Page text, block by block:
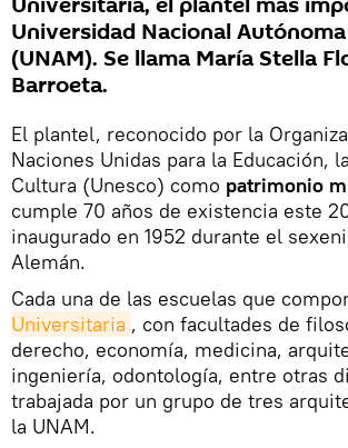
Universidad Nacional
(UNAM). Se llama María Stella
Barroeta.
El plantel, reconocido por la
Naciones Unidas para la Educación,
Cultura (Unesco) como patrimonio
cumple 70 años de existencia este
inaugurado en 1952 durante el
Alemán.
Cada una de las escuelas que
Universitaria , con facultades de
derecho, economía, medicina,
ingeniería, odontología, entre otras
trabajada por un grupo de tres
la UNAM.